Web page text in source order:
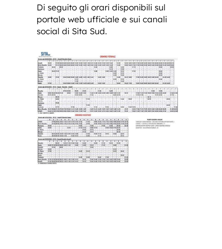
Di seguito gli orari disponibili sul
portale web ufficiale e sui canali
social di Sita Sud.